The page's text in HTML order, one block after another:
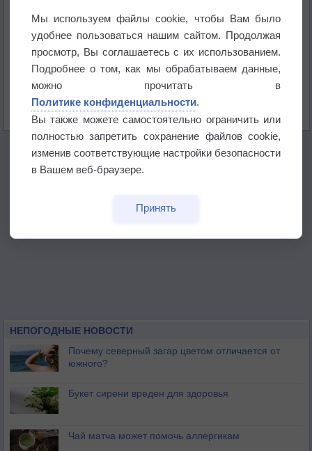
Изменение климата повлияло на ареал обитания
бабочек
Погода в Екатеринбурге 6 августа
НЕПОГОДНЫЕ НОВОСТИ
Почему северный загар цветом отличается от
южного?
Букет сирени вреден для здоровья
Чай матча может помочь аллергикам
Мы используем файлы cookie, чтобы Вам было
удобнее пользоваться нашим сайтом. Продолжая
просмотр, Вы соглашаетесь с их использованием.
Подробнее о том, как мы обрабатываем данные,
можно прочитать в
Политике конфиденциальности.
Вы также можете самостоятельно ограничить или
полностью запретить сохранение файлов cookie,
изменив соответствующие настройки безопасности
в Вашем веб-браузере.
Принять